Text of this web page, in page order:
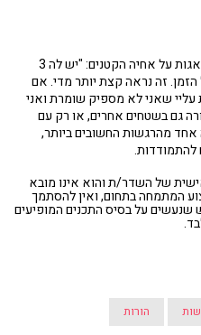
למאזינה יש ילדה בת 12, עם פחדים ודאגות על אחיה הקטנים: "יש לה 3
זה נראה קצת יותר מדי. אם
שאני לא מספיק שומרת ואני
גם בשטחים אחרים, או רק עם
מהרגשות החשובים ביותר,
להתמודדות.
של השדר/ת והוא אינו מובא
המתמחה בתחום, ואין להסתמך
שנעשים על בסיס התכנים המופיעים
הורות